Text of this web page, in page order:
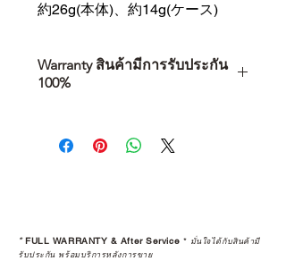
約26g(本体)、約14g(ケース)
Warranty สินค้ามีการรับประกัน
100%
คุณตัดสินใจซื้อ แต่รวมไปถึง
“ประสบการณ์หลังการใช้งาน” ใน
STUDIO และร้านตัวแทนจำหน่ายที่
ได้รับการแต่งตั้งอย่างเป็นทางการ จะ
*FULL WARRANTY & After Service * มั่นใจได้กับสินค้ามี
รับประกัน พร้อมบริการหลังการขาย